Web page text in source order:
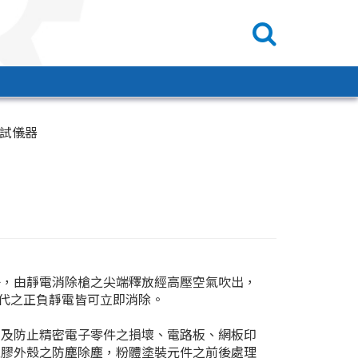
儀器
由靜電消除槍之尖端釋放經高壓空氣吹出，
正負靜電皆可立即消除。
防止精密電子零件之損壞、電路板、網板印
外殼之防塵除塵，粉體塗裝元件之前後處理